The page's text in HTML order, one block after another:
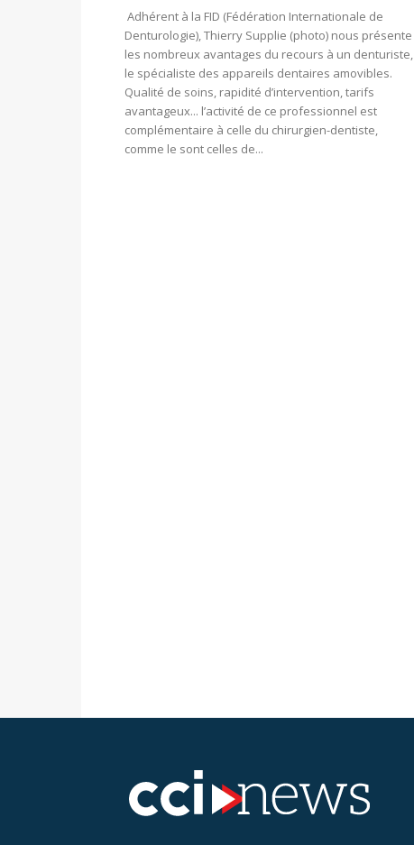
Adhérent à la FID (Fédération Internationale de
Denturologie), Thierry Supplie (photo) nous présente
les nombreux avantages du recours à un denturiste,
le spécialiste des appareils dentaires amovibles.
Qualité de soins, rapidité d’intervention, tarifs
avantageux... l’activité de ce professionnel est
complémentaire à celle du chirurgien-dentiste,
comme le sont celles de...